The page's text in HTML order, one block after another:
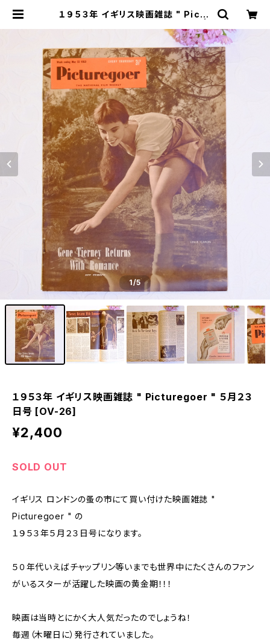
１９５３年 イギリス映画雑誌 " Pictu
miñangos web shop
1/5
１９５３年 イギリス映画雑誌 " Picturegoer " ５月２３
日号 [OV-26]
¥2,400
SOLD OUT
イギリス ロンドンの蚤の市にて買い付けた映画雑誌 "
Picturegoer " の
１９５３年５月２３日号になります。
５０年代いえばチャップリン等いまでも世界中にたくさんのファン
がいるスターが活躍した映画の黄金期！！！
映画は当時とにかく大人気だったのでしょうね！
毎週（木曜日に）発行されていました。